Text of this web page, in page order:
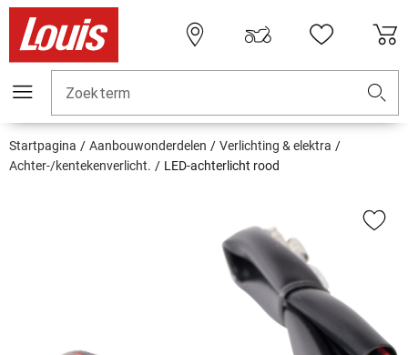
Zoekterm
Startpagina Aanbouwonderdelen
Verlichting & elektra
Achter-/kentekenverlicht.
LED-achterlicht rood